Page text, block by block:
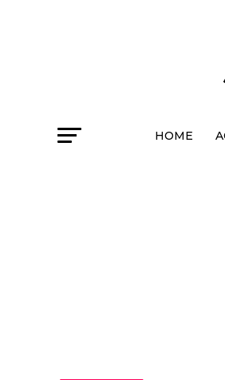
HOME